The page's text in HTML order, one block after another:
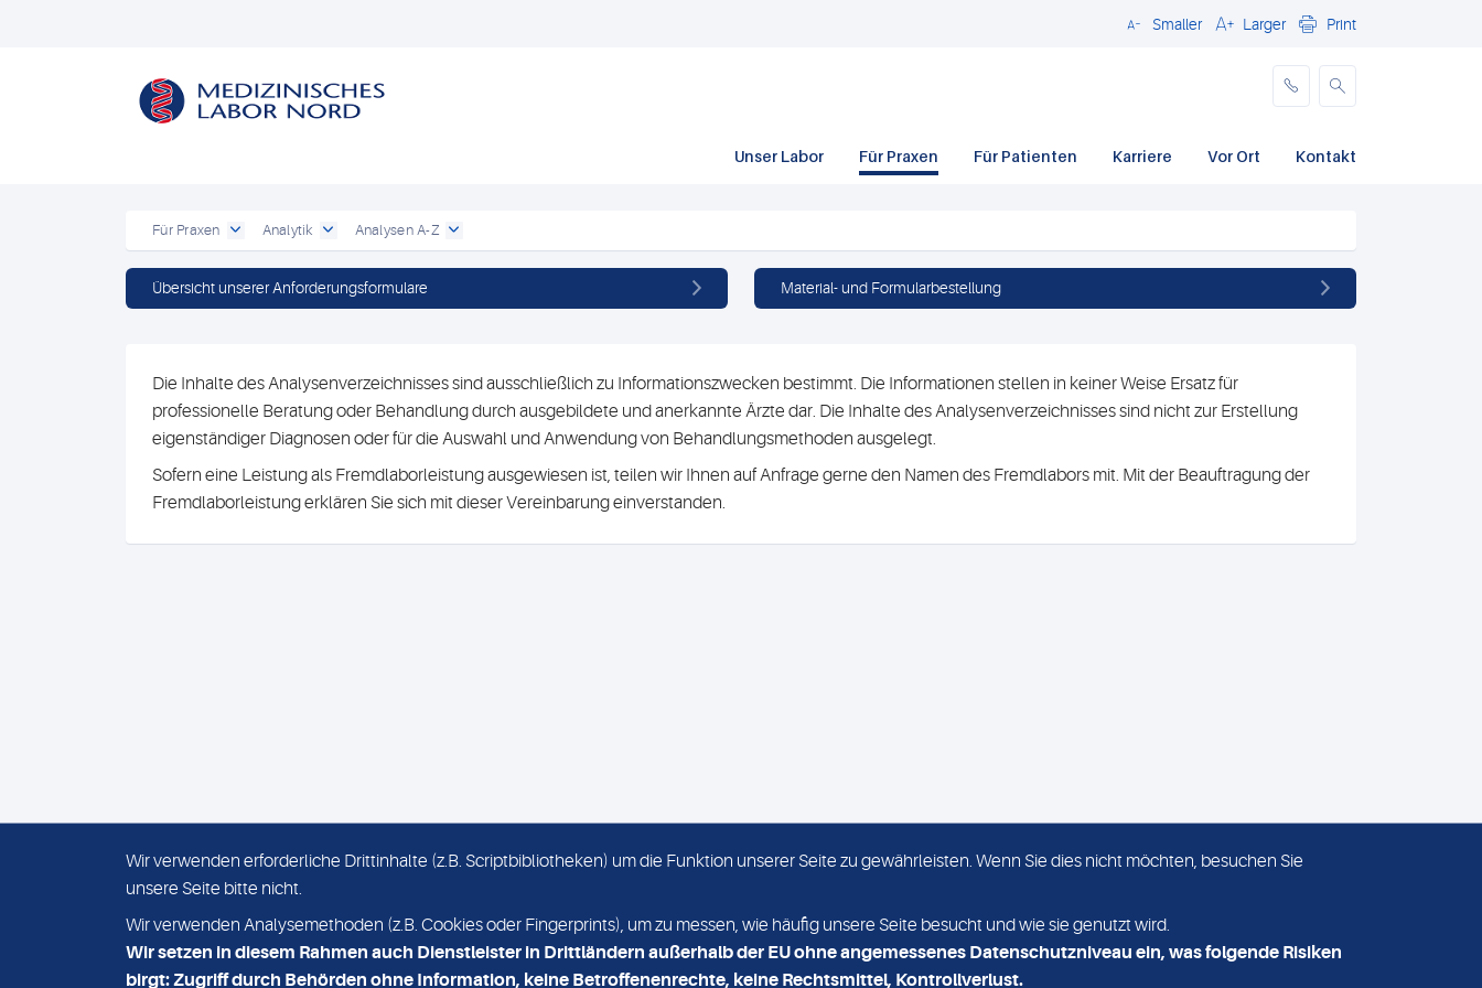
SchließenSmaller Larger Print
Unser Labor Für Praxen Für Patienten Karriere Vor Ort Kontakt
Für Praxen Analytik Analysen A-Z
Übersicht unserer Anforderungsformulare Material- und Formularbestellung
Die Inhalte des Analysenverzeichnisses sind ausschließlich zu Informationszwecken bestimmt. Die Informationen stellen in keiner Weise Ersatz für
professionelle Beratung oder Behandlung durch ausgebildete und anerkannte Ärzte dar. Die Inhalte des Analysenverzeichnisses sind nicht zur Erstellung
eigenständiger Diagnosen oder für die Auswahl und Anwendung von Behandlungsmethoden ausgelegt.
Sofern eine Leistung als Fremdlaborleistung ausgewiesen ist, teilen wir Ihnen auf Anfrage gerne den Namen des Fremdlabors mit. Mit der Beauftragung der
Fremdlaborleistung erklären Sie sich mit dieser Vereinbarung einverstanden.
IMPRESSUM
MVZ Medizinisches Labor
Nord MLN GmbH
Wir verwenden erforderliche Drittinhalte (z.B. Scriptbibliotheken) um die Funktion unserer Seite zu gewährleisten. Wenn Sie dies nicht möchten, besuchen Sie
unsere Seite bitte nicht.
Wir verwenden Analysemethoden (z.B. Cookies oder Fingerprints), um zu messen, wie häufig unsere Seite besucht und wie sie genutzt wird.
Wir setzen in diesem Rahmen auch Dienstleister in Drittländern außerhalb der EU ohne angemessenes Datenschutzniveau ein, was folgende Risiken
birgt: Zugriff durch Behörden ohne Information, keine Betroffenenrechte, keine Rechtsmittel, Kontrollverlust.